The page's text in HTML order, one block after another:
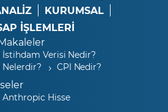
KURUMSAL
İŞLEMLERİ
İstihdam Verisi Nedir?
Nelerdir?
CPI Nedir?
Anthropic Hisse